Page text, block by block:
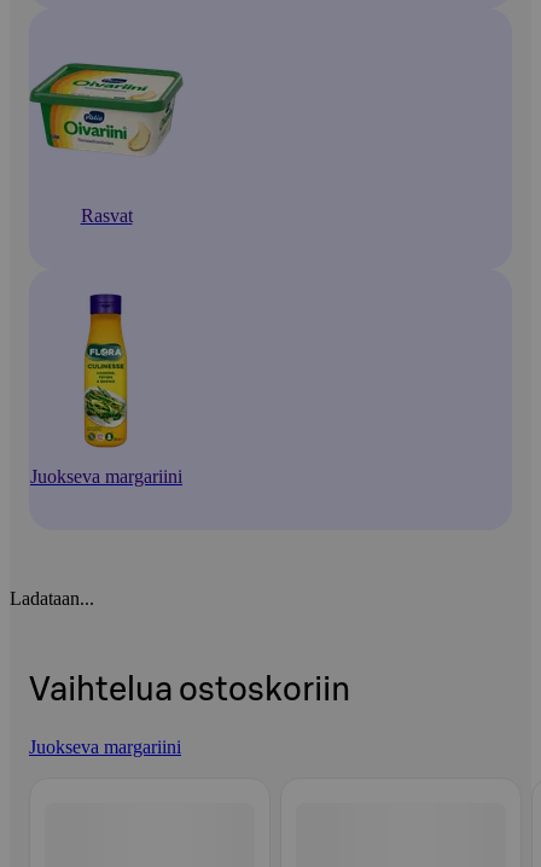
Rasvat
Juokseva margariini
Ladataan...
Vaihtelua ostoskoriin
Juokseva margariini